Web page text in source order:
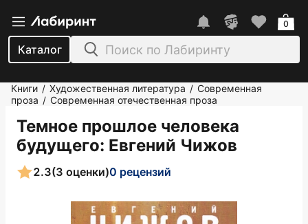
Каталог
0
Книги / Художественная литература / Современная
проза / Современная отечественная проза
Темное прошлое человека
будущего: Евгений Чижов
2.3(3 оценки)0 рецензий